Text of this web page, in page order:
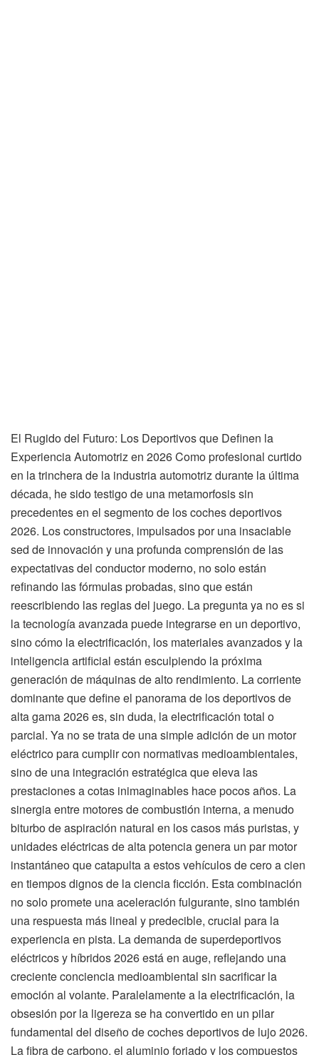
El Rugido del Futuro: Los Deportivos que Definen la
Experiencia Automotriz en 2026 Como profesional curtido
en la trinchera de la industria automotriz durante la última
década, he sido testigo de una metamorfosis sin
precedentes en el segmento de los coches deportivos
2026. Los constructores, impulsados por una insaciable
sed de innovación y una profunda comprensión de las
expectativas del conductor moderno, no solo están
refinando las fórmulas probadas, sino que están
reescribiendo las reglas del juego. La pregunta ya no es si
la tecnología avanzada puede integrarse en un deportivo,
sino cómo la electrificación, los materiales avanzados y la
inteligencia artificial están esculpiendo la próxima
generación de máquinas de alto rendimiento. La corriente
dominante que define el panorama de los deportivos de
alta gama 2026 es, sin duda, la electrificación total o
parcial. Ya no se trata de una simple adición de un motor
eléctrico para cumplir con normativas medioambientales,
sino de una integración estratégica que eleva las
prestaciones a cotas inimaginables hace pocos años. La
sinergia entre motores de combustión interna, a menudo
biturbo de aspiración natural en los casos más puristas, y
unidades eléctricas de alta potencia genera un par motor
instantáneo que catapulta a estos vehículos de cero a cien
en tiempos dignos de la ciencia ficción. Esta combinación
no solo promete una aceleración fulgurante, sino también
una respuesta más lineal y predecible, crucial para la
experiencia en pista. La demanda de superdeportivos
eléctricos y híbridos 2026 está en auge, reflejando una
creciente conciencia medioambiental sin sacrificar la
emoción al volante. Paralelamente a la electrificación, la
obsesión por la ligereza se ha convertido en un pilar
fundamental del diseño de coches deportivos de lujo 2026.
La fibra de carbono, el aluminio forjado y los compuestos